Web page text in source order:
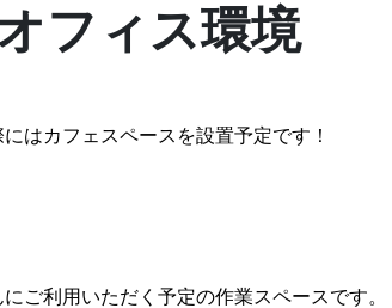
フィス環境
にはカフェスペースを設置予定です！
ご利用いただく予定の作業スペースです。